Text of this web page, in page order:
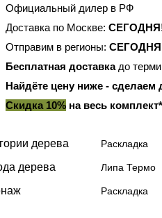
Официальный дилер в РФ
Доставка по Москве:
Отправим в регионы:
Бесплатная доставкадо
Найдёте цену ниже - сделаем
Скидка 10%на весь комплект*
дерева Раскладка
дерева Липа Термо
Раскладка